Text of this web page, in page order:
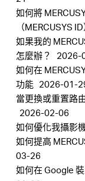
如何將
（MERCUSYS ID
如果我的
怎麼辦？
2026-
如何在
功能 2026-01-
當更換或重置路
2026-02-06
如何優化我攝影
如何提高
03-26
如何在 Google